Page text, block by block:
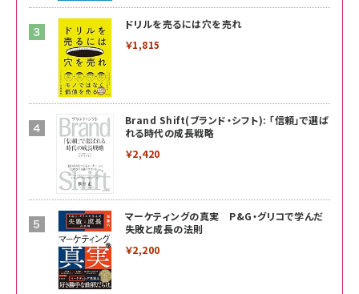
ドリルを売るには穴を売れ
￥1,815
Brand Shift(ブランド・シフト): 「信頼」で選ば
れる時代の成長戦略
￥2,420
マーケティングの真実 P&G・グリコで学んだ
失敗と成長の法則
￥2,200